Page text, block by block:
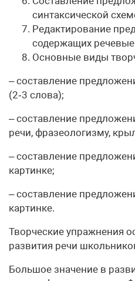
синтаксической
Редактирование
содержащих
Основные виды
– составление
(2‑3 слова);
– составление
речи, фразеологизму,
– составление
картинке;
– составление
картинке.
Творческие упражнения
развития речи
Большое значение в